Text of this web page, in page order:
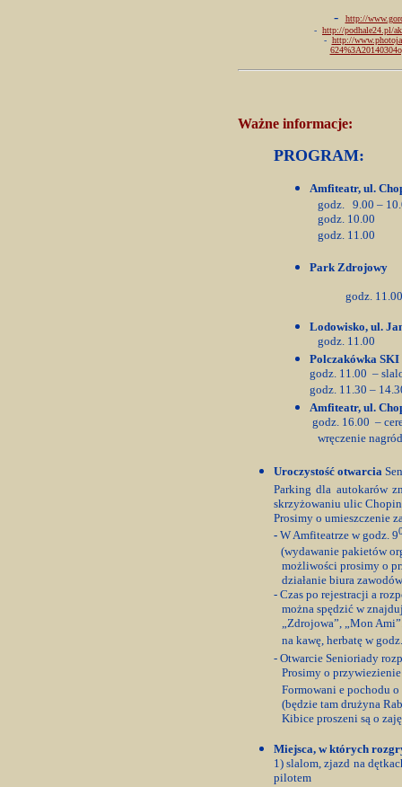
-
http://
- http://podhale24.pl/
- http://
624%
Ważne informacje:
PROGRAM:
Amfiteatr, ul.
godz. 9.00 –
godz. 10.00 –
godz. 11.00 –
Park Zdrojowy
godz.
Lodowisko, ul.
godz. 11.00 –
Polczakówka
godz. 11.00 –
godz. 11.30 –
Amfiteatr, ul.
godz. 16.00 –
wręczenie
Uroczystość otwarcia
Parking dla autokarów
skrzyżowaniu ulic
Prosimy o umieszczenie
- W Amfiteatrze w godz. 9
(wydawanie pakietów
możliwości prosimy o
działanie biura
- Czas po rejestracji a
można spędzić w
„Zdrojowa”, „Mon
na kawę, herbatę w
- Otwarcie Senioriady
Prosimy o
Formowani e pochodu o
(będzie tam drużyna
Kibice proszeni są o
Miejsca, w których
1) slalom, zjazd na
pilotem